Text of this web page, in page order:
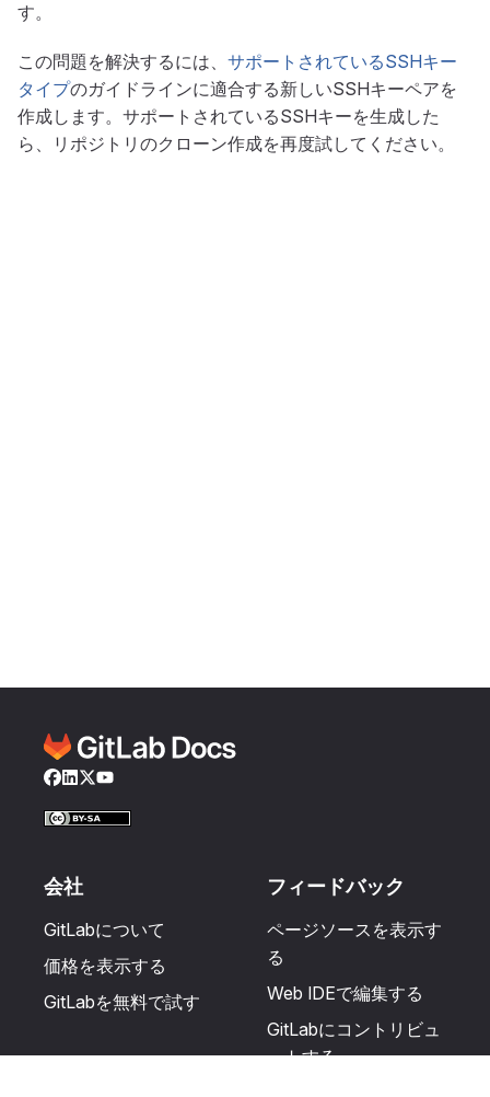
す。
この問題を解決するには、 サポートされているSSHキー
タイプのガイドラインに適合する新しいSSHキーペアを
作成します。サポートされているSSHキーを生成した
ら、リポジトリのクローン作成を再度試してください。
Facebook
LinkedIn
Twitter
YouTube
会社
GitLabについて
価格を表示する
GitLabを無料で試す
フィードバック
ページソースを表示す
る
Web IDEで編集する
GitLabにコントリビュ
ートする